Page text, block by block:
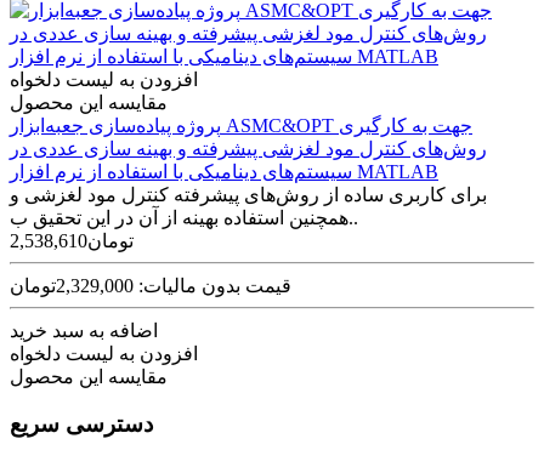
افزودن به لیست دلخواه
مقایسه این محصول
پروژه پیاده‌سازی جعبه‌ابزار ASMC&OPT جهت به کارگیری
روش‌های کنترل مود لغزشی پیشرفته و بهینه سازی عددی در
سیستم‌های دینامیکی با استفاده از نرم افزار MATLAB
برای کاربری ساده از روش‌های پیشرفته کنترل مود لغزشی و
همچنین استفاده بهینه از آن در این تحقیق ب..
2,538,610تومان
قیمت بدون مالیات: 2,329,000تومان
اضافه به سبد خرید
افزودن به لیست دلخواه
مقایسه این محصول
دسترسی سریع